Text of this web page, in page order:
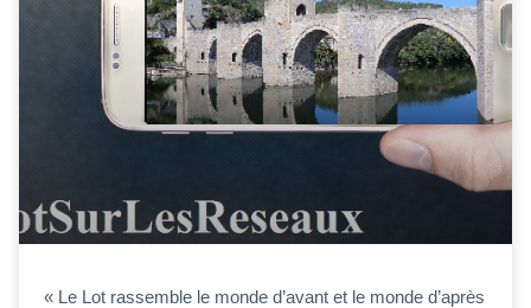
« Le Lot rassemble le monde d’avant et le monde d’après